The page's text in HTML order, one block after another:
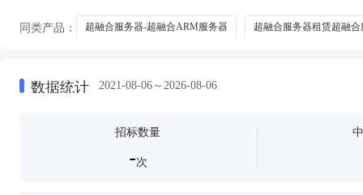
同类产品： 超融合服务器-超融合ARM服务器 超融合服务器租赁超融合
数据统计 2021-08-06～2026-08-06
招标数量
-次